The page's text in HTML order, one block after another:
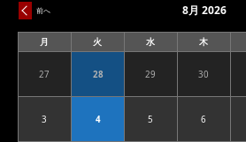
前へ 8月 2026
月
曜
火
曜
水
曜
木
曜
272026.07.27 282026.07.28 292026.07.29 302026.07.30
32026.08.03 42026.08.04 52026.08.05 62026.08.06